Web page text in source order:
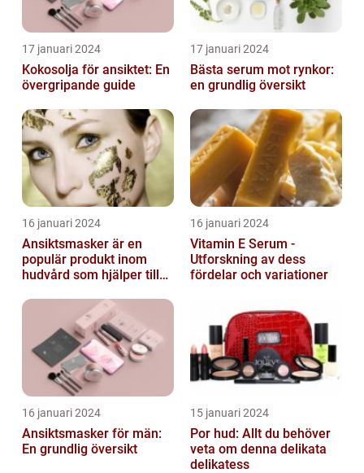
17 januari 2024
Kokosolja för ansiktet: En
övergripande guide
17 januari 2024
Bästa serum mot rynkor:
en grundlig översikt
16 januari 2024
Ansiktsmasker är en
populär produkt inom
hudvård som hjälper till
näring åt hud...
16 januari 2024
Vitamin E Serum -
Utforskning av dess
fördelar och variationer
16 januari 2024
Ansiktsmasker för män:
En grundlig översikt
15 januari 2024
Por hud: Allt du behöver
veta om denna delikata
delikatess